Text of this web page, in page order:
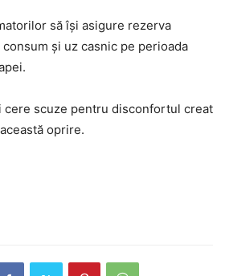
să îşi asigure rezerva
şi uz casnic pe perioada
cere scuze pentru disconfortul creat
oprire.